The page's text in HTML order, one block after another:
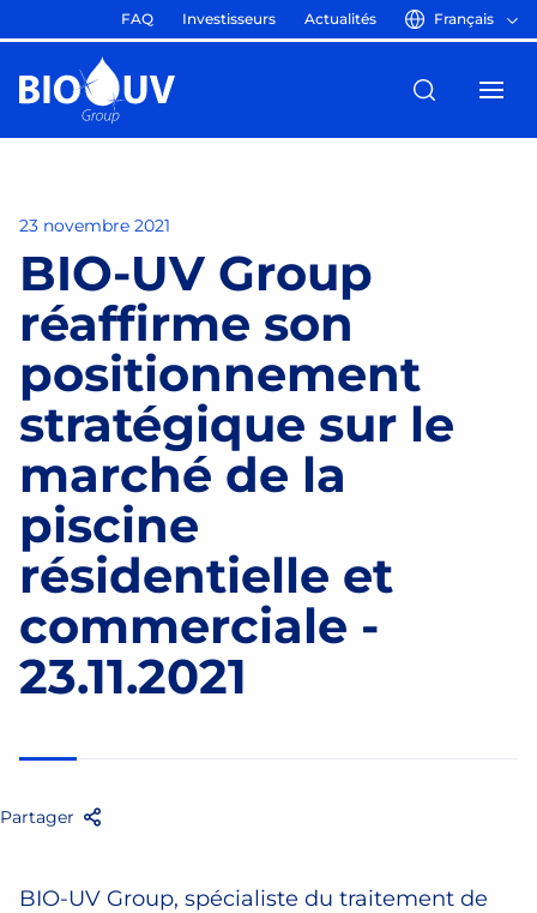
FAQ Investisseurs Actualités Français
23 novembre 2021
BIO-UV Group
réaffirme son
positionnement
stratégique sur le
marché de la
piscine
résidentielle et
commerciale -
23.11.2021
Partager
Facebook
Twitter
Email
Partager
BIO-UV Group, spécialiste du traitement de